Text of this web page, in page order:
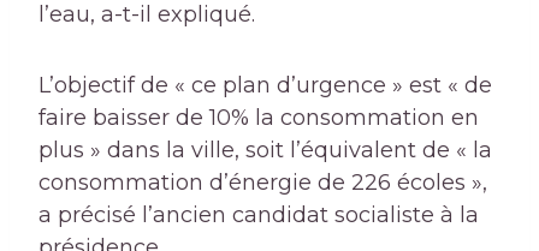
l’eau, a-t-il expliqué.
L’objectif de « ce plan d’urgence » est « de
faire baisser de 10% la consommation en
plus » dans la ville, soit l’équivalent de « la
consommation d’énergie de 226 écoles »,
a précisé l’ancien candidat socialiste à la